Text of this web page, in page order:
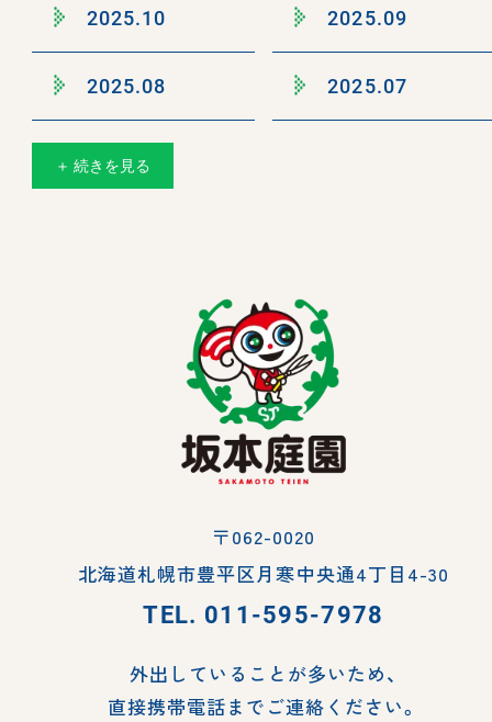
2025.10 2025.09
2025.08 2025.07
＋ 続きを見る
〒062-0020
北海道札幌市豊平区月寒中央通4丁目4-30
TEL. 011-595-7978
外出していることが多いため、
直接携帯電話までご連絡ください。